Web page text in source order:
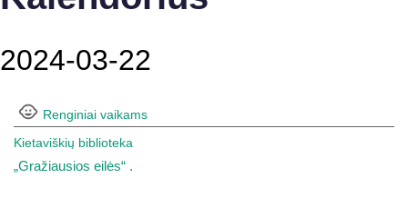
2024-03-22
Renginiai vaikams
Kietaviškių biblioteka
„Gražiausios eilės“ .